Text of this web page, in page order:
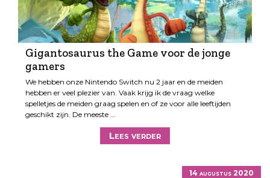
Gigantosaurus the Game voor de jonge
gamers
We hebben onze Nintendo Switch nu 2 jaar en de meiden
hebben er veel plezier van. Vaak krijg ik de vraag welke
spelletjes de meiden graag spelen en of ze voor alle leeftijden
geschikt zijn. De meeste …
Lees verder
14 augustus 2020